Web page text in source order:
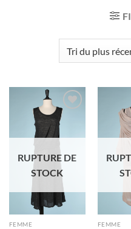
Ajouter
à la liste
d'envies
RUPTURE DE
STOCK
FEMME FEMME